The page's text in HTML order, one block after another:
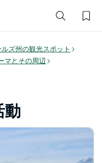
ズ州の観光スポット
マとその周辺
動